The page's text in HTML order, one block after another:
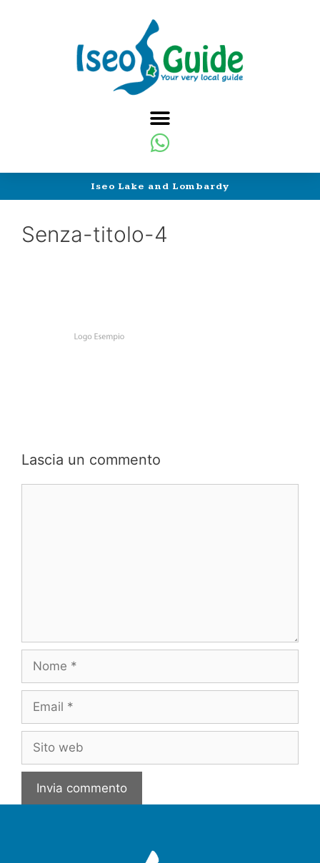
Iseo Lake and Lombardy
Senza-titolo-4
Lascia un commento